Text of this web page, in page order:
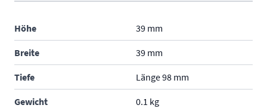
Höhe 39 mm
Breite 39 mm
Tiefe Länge 98 mm
Gewicht 0.1 kg